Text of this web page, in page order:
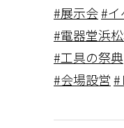
#展示会#イ
#電器堂浜
#工具の祭典
#会場設営#